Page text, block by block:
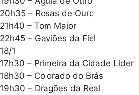
20h35 – Rosas de Ouro
21h40 – Tom Maior
22h45 – Gaviões da Fiel
18/1
17h30 – Primeira da Cidade Líder
18h30 – Colorado do Brás
19h30 – Dragões da Real